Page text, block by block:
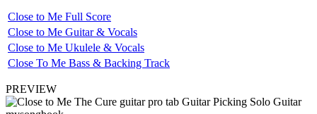
Close to Me Full Score
Close to Me Guitar & Vocals
Close to Me Ukulele & Vocals
Close To Me Bass & Backing Track
PREVIEW